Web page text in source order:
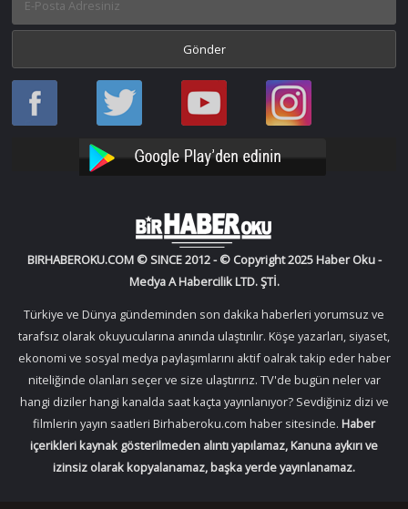
Haber
Oku
Haber
Oku
Bir
Haber
YouTube
Bir
Haber
Instagram
BIRHABEROKU.COM © SINCE 2012 - © Copyright 2025 Haber Oku -
Medya A Habercilik LTD. ŞTİ.
Türkiye ve Dünya gündeminden son dakika haberleri yorumsuz ve
tarafsız olarak okuyucularına anında ulaştırılır. Köşe yazarları, siyaset,
ekonomi ve sosyal medya paylaşımlarını aktif oalrak takip eder haber
niteliğinde olanları seçer ve size ulaştırırız. TV'de bugün neler var
hangi diziler hangi kanalda saat kaçta yayınlanıyor? Sevdiğiniz dizi ve
filmlerin yayın saatleri Birhaberoku.com haber sitesinde. Haber
içerikleri kaynak gösterilmeden alıntı yapılamaz, Kanuna aykırı ve
izinsiz olarak kopyalanamaz, başka yerde yayınlanamaz.